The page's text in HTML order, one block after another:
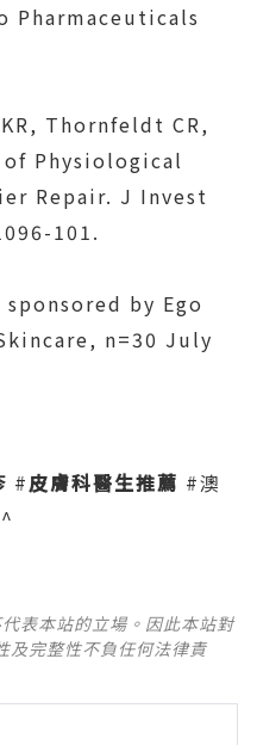
Pharmaceuticals
Thornfeldt CR,
Physiological
Repair. J Invest
101.
by Ego
n=30 July
#皮膚科醫生推薦 #澳
表本站的立場。因此本站對
及完整性不負任何法律責